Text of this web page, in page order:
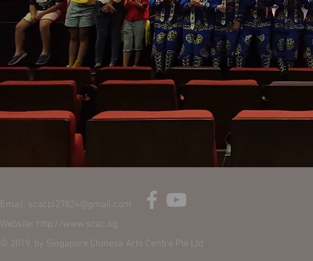
Email: scacpl27824@gmail.com
Website: http://www.scac.sg
© 2019. by Singapore Chinese Arts Centre Pte Ltd